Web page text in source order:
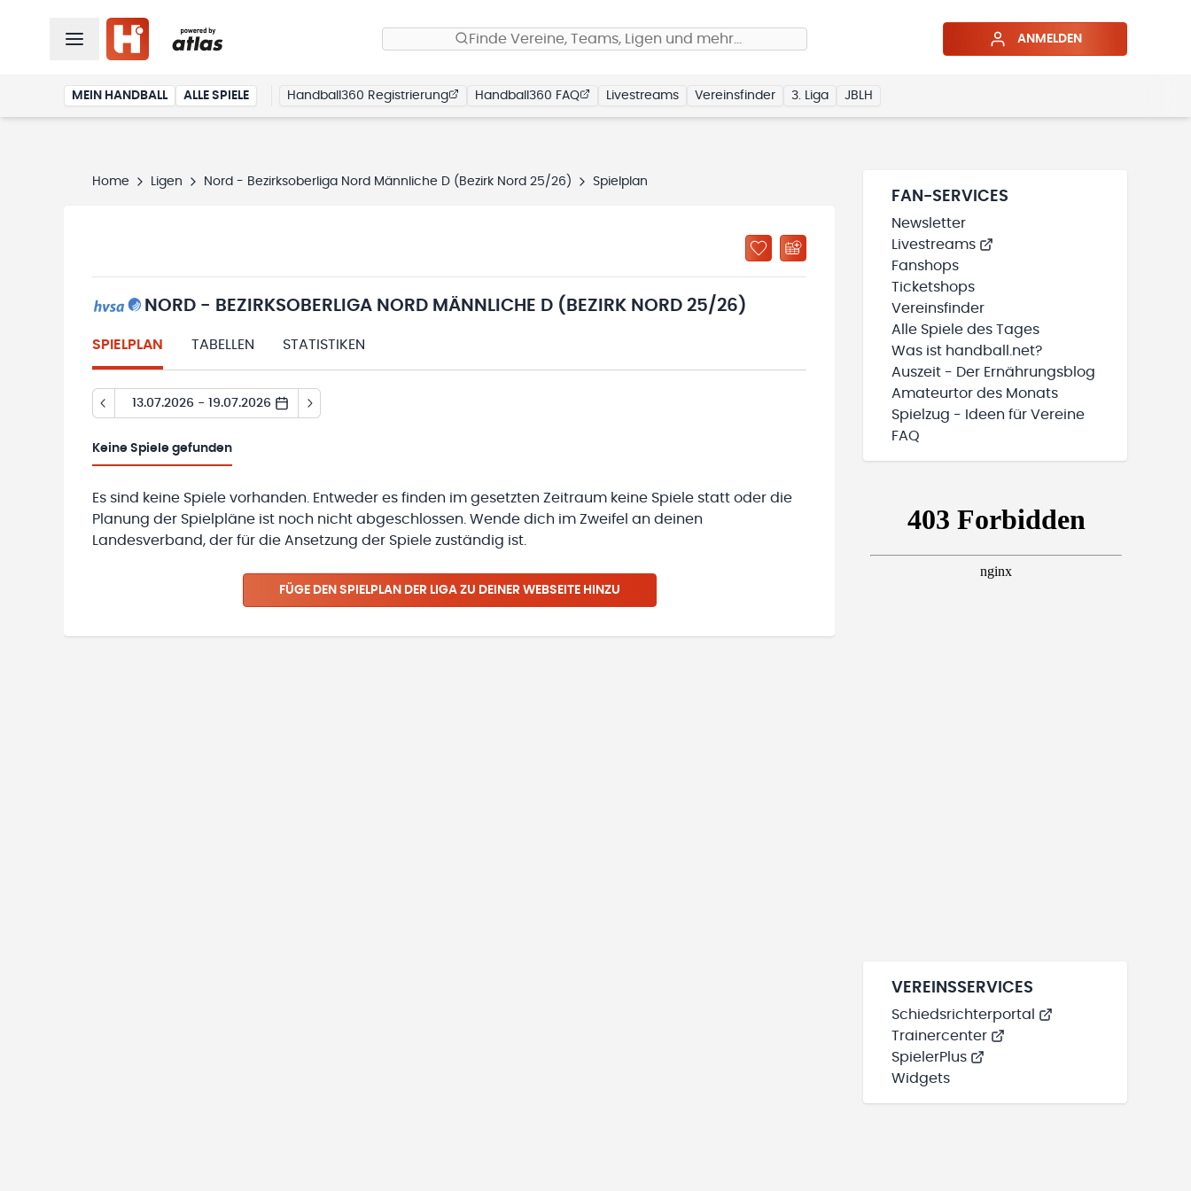
Finde Vereine, Teams, Ligen und mehr… ANMELDEN
MEIN HANDBALL ALLE SPIELE Handball360 Registrierung Handball360 FAQ Livestreams Vereinsfinder 3. Liga JBLH
Home Ligen Nord - Bezirksoberliga Nord Männliche D (Bezirk Nord 25/26) Spielplan
NORD - BEZIRKSOBERLIGA NORD MÄNNLICHE D (BEZIRK NORD 25/26)
SPIELPLAN TABELLEN STATISTIKEN
13.07.2026 - 19.07.2026
Keine Spiele gefunden
Es sind keine Spiele vorhanden. Entweder es finden im gesetzten Zeitraum keine Spiele statt oder die
Planung der Spielpläne ist noch nicht abgeschlossen. Wende dich im Zweifel an deinen
Landesverband, der für die Ansetzung der Spiele zuständig ist.
FÜGE DEN SPIELPLAN DER LIGA ZU DEINER WEBSEITE HINZU
FAN-SERVICES
Newsletter
Livestreams
Fanshops
Ticketshops
Vereinsfinder
Alle Spiele des Tages
Was ist handball.net?
Auszeit - Der Ernährungsblog
Amateurtor des Monats
Spielzug - Ideen für Vereine
FAQ
VEREINSSERVICES
Schiedsrichterportal
Trainercenter
SpielerPlus
Widgets